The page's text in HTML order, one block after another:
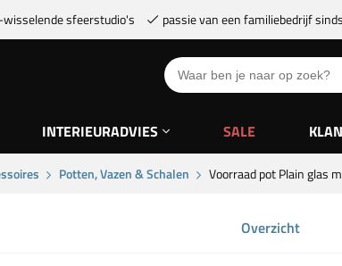
sfeerstudio's passie van een familiebedrijf
INTERIEURADVIES SALE
Potten, Vazen & Schalen Voorraad pot Plain glas
Overzicht